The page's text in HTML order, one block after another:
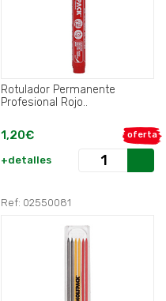
Rotulador Permanente
Profesional Rojo..
oferta
1,20€
+detalles
Ref: 02550081